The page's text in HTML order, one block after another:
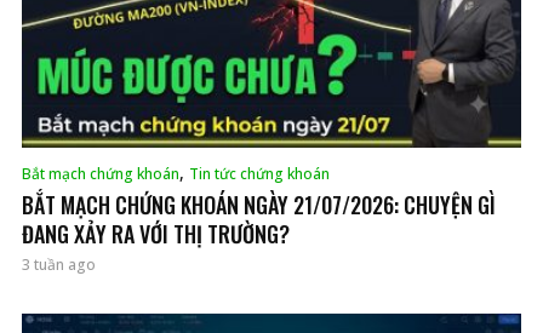
Bắt mạch chứng khoán, Tin tức chứng khoán
BẮT MẠCH CHỨNG KHOÁN NGÀY 21/07/2026: CHUYỆN GÌ
ĐANG XẢY RA VỚI THỊ TRƯỜNG?
3 tuần ago